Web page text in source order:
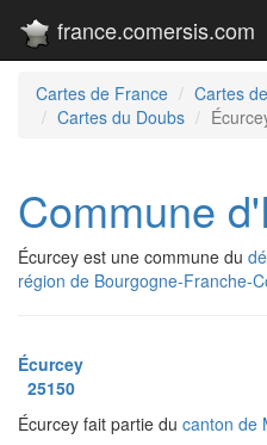
france.comersis.com
Cartes de France
Cartes
Cartes du Doubs
Commune
Écurcey est une commune du
région de Bourgogne-Franche-
Écurcey
25150
Écurcey fait partie du canton de